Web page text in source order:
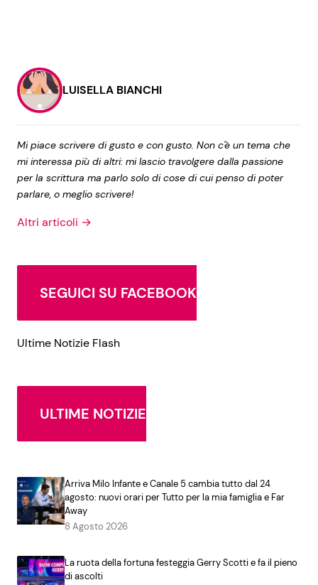
LUISELLA BIANCHI
Mi piace scrivere di gusto e con gusto. Non c'è un tema che
mi interessa più di altri: mi lascio travolgere dalla passione
per la scrittura ma parlo solo di cose di cui penso di poter
parlare, o meglio scrivere!
Altri articoli →
SEGUICI SU FACEBOOK
Ultime Notizie Flash
ULTIME NOTIZIE
Arriva Milo Infante e Canale 5 cambia tutto dal 24
agosto: nuovi orari per Tutto per la mia famiglia e Far
Away
8 Agosto 2026
La ruota della fortuna festeggia Gerry Scotti e fa il pieno
di ascolti